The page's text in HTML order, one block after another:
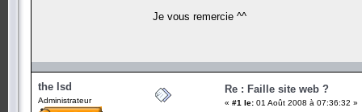
Je vous remercie ^^
the lsd
Administrateur
Re : Faille site web ?
« #1 le: 01 Août 2008 à 07:36:32 »